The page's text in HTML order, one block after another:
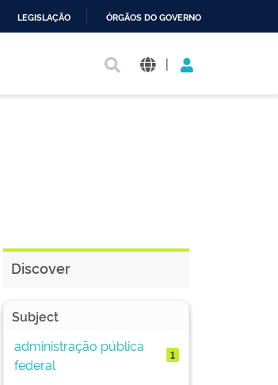
LEGISLAÇÃO ÓRGÃOS DO GOVERNO
|
Discover
Subject
administração pública
federal
1